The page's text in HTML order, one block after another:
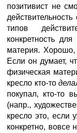
позитивист не
типов
конкретность
материя. Хорошо,
Если он думает,
физическая
кресло кто-то
покупал, кто-то
(напр.,
кресло это, если
конкретно, вовсе